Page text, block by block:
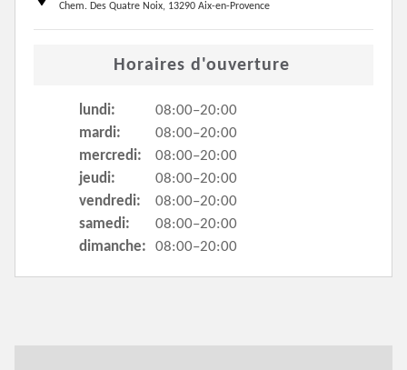
Chem. Des Quatre Noix, 13290 Aix-en-Provence
Horaires d'ouverture
lundi:
08:00–20:00
mardi:
08:00–20:00
mercredi:
08:00–20:00
jeudi:
08:00–20:00
vendredi:
08:00–20:00
samedi:
08:00–20:00
dimanche:
08:00–20:00